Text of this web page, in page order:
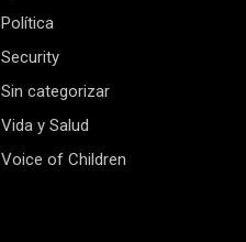
Política
Security
Sin categorizar
Vida y Salud
Voice of Children